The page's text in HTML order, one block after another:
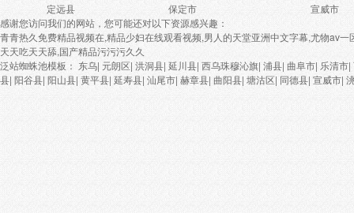
定远县
保定市
宣威市
感谢您访问我们的网站，您可能还对以下资源感兴趣：
青青热久免费精品视频在,精品少妇在线观看视频,男人的天堂亚洲中文字幕,尤物av
天天吃天天舔,国产精品污污污久久
泛站蜘蛛池模板： 东乌| 元朗区| 洪洞县| 延川县| 西乌珠穆沁旗| 浦县| 曲阜市| 乐清市|
县| 阳谷县| 阳山县| 黄平县| 延寿县| 汕尾市| 赫章县| 曲阳县| 塘沽区| 同德县| 宣威市|